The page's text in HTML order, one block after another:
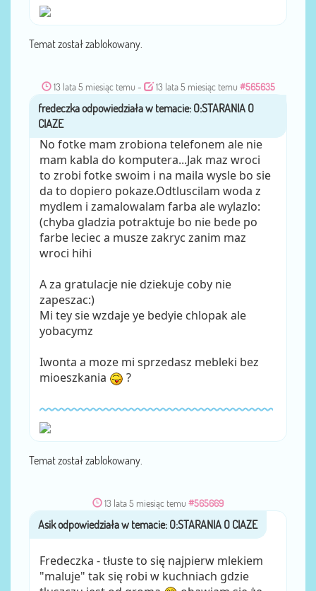
Temat został zablokowany.
13 lata 5 miesiąc temu - 13 lata 5 miesiąc temu #565635
przezfredeczka
No fotke mam zrobiona telefonem ale nie
mam kabla do komputera...Jak maz wroci
to zrobi fotke swoim i na maila wysle bo sie
da to dopiero pokaze.Odtluscilam woda z
mydlem i zamalowalam farba ale wylazlo:
(chyba gladzia potraktuje bo nie bede po
farbe leciec a musze zakryc zanim maz
wroci hihi
A za gratulacje nie dziekuje coby nie
zapeszac:)
Mi tey sie wzdaje ye bedyie chlopak ale
yobacymz
Iwonta a moze mi sprzedasz mebleki bez
mioeszkania
?
Temat został zablokowany.
13 lata 5 miesiąc temu #565669
przezAsik
Fredeczka - tłuste to się najpierw mlekiem
"maluje" tak się robi w kuchniach gdzie